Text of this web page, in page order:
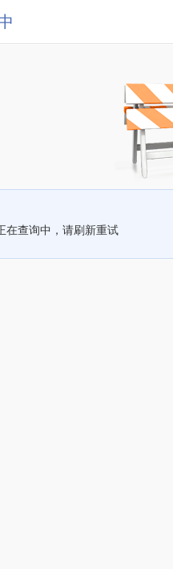
在查询中，请刷新重试